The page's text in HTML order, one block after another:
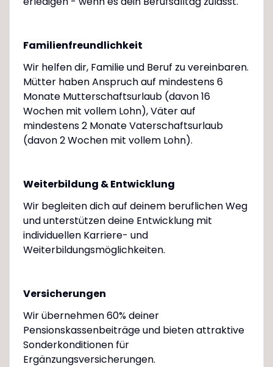
Familienfreundlichkeit
Wir helfen dir, Familie und Beruf zu vereinbaren.
Mütter haben Anspruch auf mindestens 6
Monate Mutterschaftsurlaub (davon 16
Wochen mit vollem Lohn), Väter auf
mindestens 2 Monate Vaterschaftsurlaub
(davon 2 Wochen mit vollem Lohn).
Weiterbildung & Entwicklung
Wir begleiten dich auf deinem beruflichen Weg
und unterstützen deine Entwicklung mit
individuellen Karriere- und
Weiterbildungsmöglichkeiten.
Versicherungen
Wir übernehmen 60% deiner
Pensionskassenbeiträge und bieten attraktive
Sonderkonditionen für
Ergänzungsversicherungen.